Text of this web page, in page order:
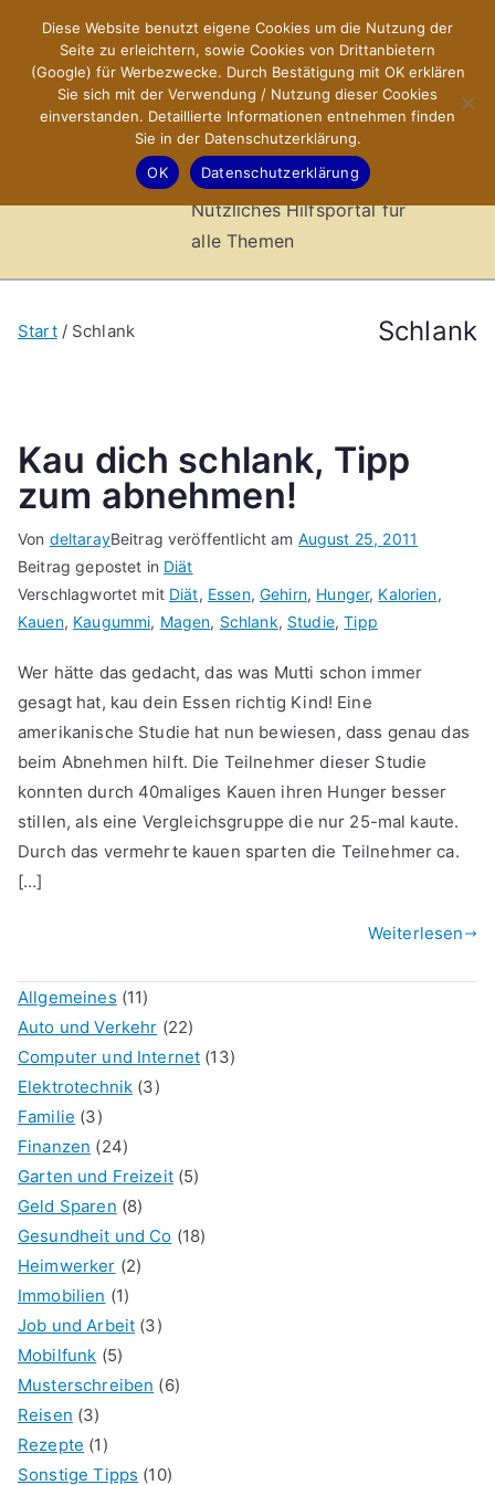
springen
X-Sites.de
–
Hilfsportal
Nützliches Hilfsportal für
alle Themen
Schlank
Start Schlank
Kau dich schlank, Tipp
zum abnehmen!
Von deltarayBeitrag veröffentlicht am August 25, 2011
Beitrag gepostet in Diät
Verschlagwortet mit Diät, Essen, Gehirn, Hunger, Kalorien,
Kauen, Kaugummi, Magen, Schlank, Studie,Tipp
Wer hätte das gedacht, das was Mutti schon immer
gesagt hat, kau dein Essen richtig Kind! Eine
amerikanische Studie hat nun bewiesen, dass genau das
beim Abnehmen hilft. Die Teilnehmer dieser Studie
konnten durch 40maliges Kauen ihren Hunger besser
stillen, als eine Vergleichsgruppe die nur 25-mal kaute.
Durch das vermehrte kauen sparten die Teilnehmer ca.
[…]
Weiterlesen
Allgemeines (11)
Auto und Verkehr (22)
Computer und Internet (13)
Elektrotechnik (3)
Familie (3)
Finanzen (24)
Garten und Freizeit(5)
Geld Sparen (8)
Gesundheit und Co (18)
Heimwerker (2)
Immobilien (1)
Job und Arbeit (3)
Mobilfunk (5)
Musterschreiben (6)
Reisen (3)
Rezepte (1)
Sonstige Tipps (10)
Diese Website benutzt eigene Cookies um die Nutzung der
Seite zu erleichtern, sowie Cookies von Drittanbietern
(Google) für Werbezwecke. Durch Bestätigung mit OK erklären
Sie sich mit der Verwendung / Nutzung dieser Cookies
einverstanden. Detaillierte Informationen entnehmen finden
Sie in der Datenschutzerklärung.
OK
Datenschutzerklärung